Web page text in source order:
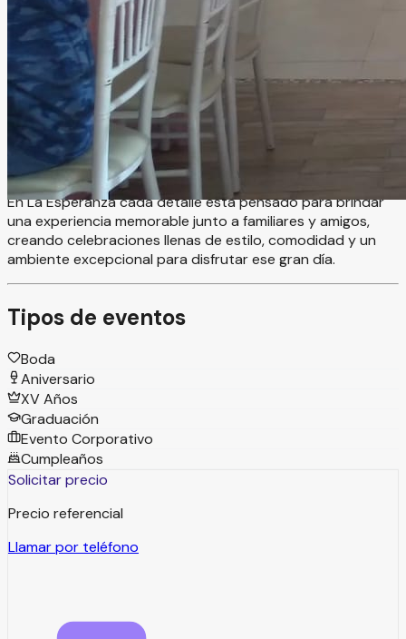
Información
La Esperanza es un hermoso espacio para eventos que
combina elegancia, comodidad y ambientes versátiles
para crear celebraciones verdaderamente inolvidables.
Este exclusivo recinto cuenta con áreas ideales tanto
para bodas y eventos en interior como en jardín,
ofreciendo el escenario perfecto para XV años,
aniversarios, graduaciones y reuniones sociales especiales.
En La Esperanza cada detalle está pensado para brindar
una experiencia memorable junto a familiares y amigos,
creando celebraciones llenas de estilo, comodidad y un
ambiente excepcional para disfrutar ese gran día.
Tipos de eventos
Boda
Aniversario
XV Años
Graduación
Evento Corporativo
Cumpleaños
Solicitar precio
Precio referencial
Llamar por teléfono